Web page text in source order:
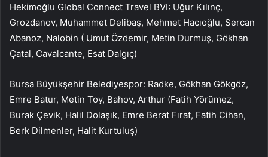
Hekimoğlu Global Connect Travel BVI: Uğur Kılınç,
Grozdanov, Muhammet Delibaş, Mehmet Hacıoğlu, Sercan
Abanoz, Nalobin ( Umut Özdemir, Metin Durmuş, Gökhan
Çatal, Cavalcante, Esat Dalgıç)
Bursa Büyükşehir Belediyespor: Radke, Gökhan Gökgöz,
Emre Batur, Metin Toy, Bahov, Arthur (Fatih Yörümez,
Burak Çevik, Halil Dolaşık, Emre Berat Fırat, Fatih Cihan,
Berk Dilmenler, Halit Kurtuluş)